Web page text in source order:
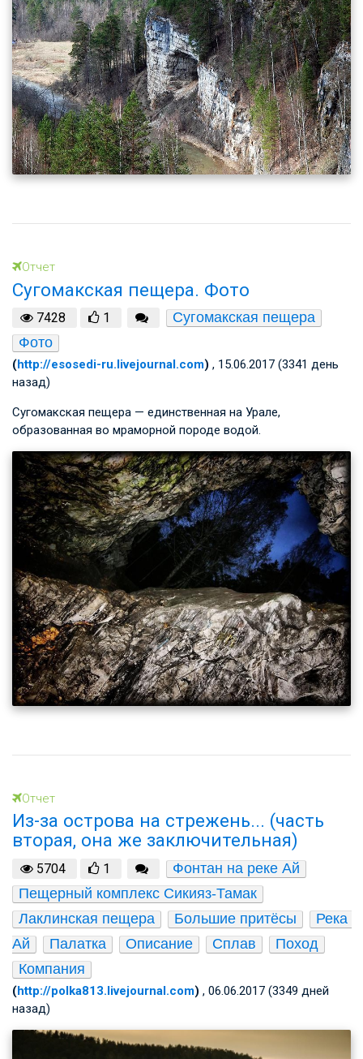
Отчет
Сугомакская пещера. Фото
7428 1
Сугомакская пещера
Фото
(http://esosedi-ru.livejournal.com) , 15.06.2017 (3341 день
назад)
Сугомакская пещера — единственная на Урале,
образованная во мраморной породе водой.
Отчет
Из-за острова на стрежень... (часть
вторая, она же заключительная)
5704 1
Фонтан на реке Ай
Пещерный комплекс Сикияз-Тамак
Лаклинская пещера
Большие притёсы
Река
Ай
Палатка Описание Сплав
Поход
Компания
(http://polka813.livejournal.com) , 06.06.2017 (3349 дней
назад)